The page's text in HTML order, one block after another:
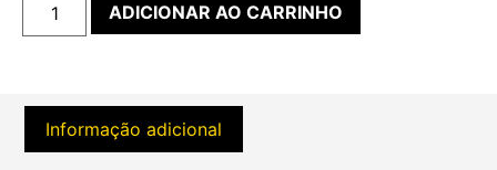
ADICIONAR AO CARRINHO
Informação adicional